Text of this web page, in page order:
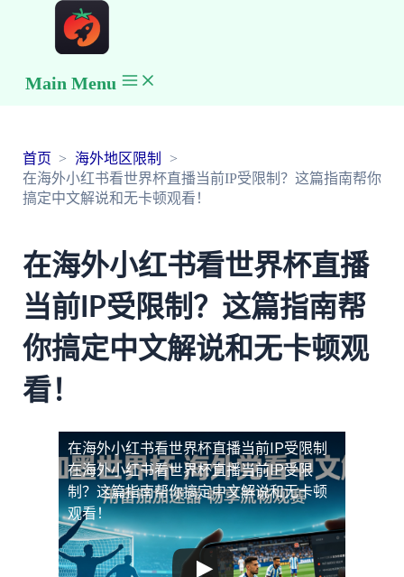
Main Menu
首页
海外地区限制
在海外小红书看世界杯直播当前IP受限制？这篇指南帮你
搞定中文解说和无卡顿观看！
在海外小红书看世界杯直播
当前IP受限制？这篇指南帮
你搞定中文解说和无卡顿观
看！
在海外小红书看世界杯直播当前IP受限制
在海外小红书看世界杯直播当前IP受限
制？这篇指南帮你搞定中文解说和无卡顿
观看！